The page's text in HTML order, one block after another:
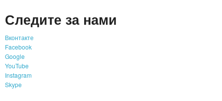
Следите за нами
Вконтакте
Facebook
Google
YouTube
Instagram
Skype